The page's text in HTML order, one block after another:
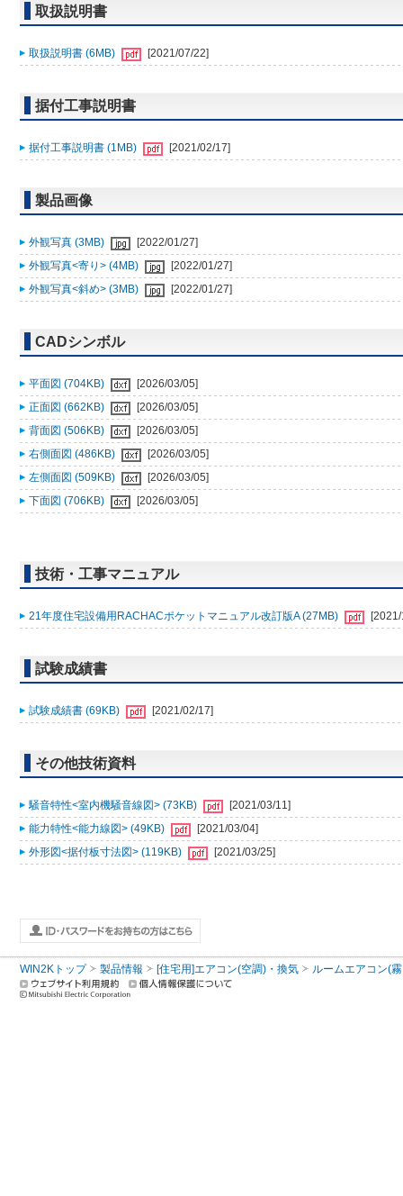
取扱説明書
取扱説明書 (6MB) [2021/07/22]
据付工事説明書
据付工事説明書 (1MB) [2021/02/17]
製品画像
外観写真 (3MB)
[2022/01/27]
外観写真<寄り> (4MB)
[2022/01/27]
外観写真<斜め> (3MB)
[2022/01/27]
CADシンボル
平面図 (704KB)
[2026/03/05]
正面図 (662KB)
[2026/03/05]
背面図 (506KB)
[2026/03/05]
右側面図 (486KB)
[2026/03/05]
左側面図 (509KB)
[2026/03/05]
下面図 (706KB)
[2026/03/05]
技術・工事マニュアル
21年度住宅設備用RACHACポケットマニュアル改訂版A (27MB)
試験成績書
試験成績書 (69KB) [2021/02/17]
その他技術資料
騒音特性<室内機騒音線図> (73KB)
[2021/03/11]
能力特性<能力線図> (49KB)
[2021/03/04]
外形図<据付板寸法図> (119KB)
[2021/03/25]
WIN2Kトップ 製品情報 [住宅用]エアコン(空調)・換気 ルームエアコン(